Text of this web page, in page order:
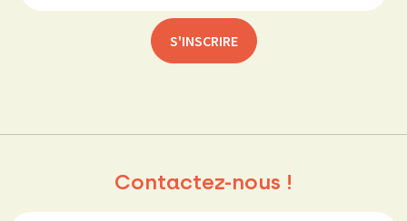
Contactez-nous !